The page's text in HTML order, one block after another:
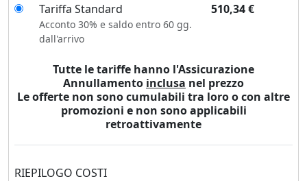
Tariffa Standard
510,34€
Acconto 30% e saldo entro 60 gg.
dall'arrivo
Tutte le tariffe hanno l'Assicurazione
Annullamento inclusa nel prezzo
Le offerte non sono cumulabili tra loro o con altre
promozioni e non sono applicabili
retroattivamente
RIEPILOGO COSTI